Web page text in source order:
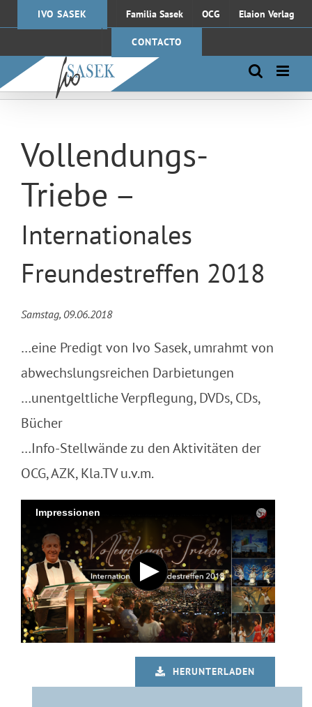
IVO SASEK Familia Sasek OCG Elaion Verlag
CONTACTO
Vollendungs-
Triebe –
Internationales
Freundestreffen 2018
Samstag, 09.06.2018
…eine Predigt von Ivo Sasek, umrahmt von
abwechslungsreichen Darbietungen
…unentgeltliche Verpflegung, DVDs, CDs,
Bücher
…Info-Stellwände zu den Aktivitäten der
OCG, AZK, Kla.TV u.v.m.
HERUNTERLADEN